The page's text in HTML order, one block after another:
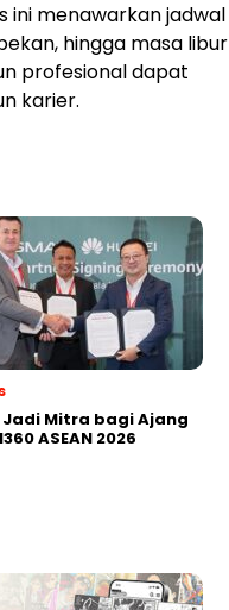
ini menawarkan jadwal
hingga masa libur
profesional dapat
karier.
Jadi Mitra bagi Ajang
ASEAN 2026